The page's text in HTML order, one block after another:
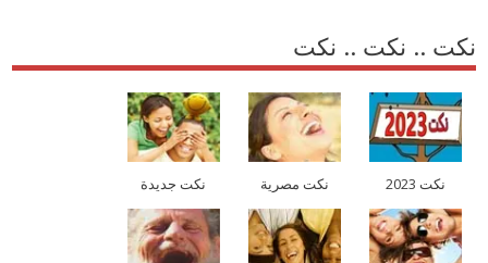
نكت .. نكت .. نكت
نكت 2023 نكت مصرية نكت جديدة